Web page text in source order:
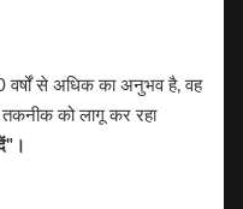
वर्षों से अधिक का अनुभव है, वह
तकनीक को लागू कर रहा